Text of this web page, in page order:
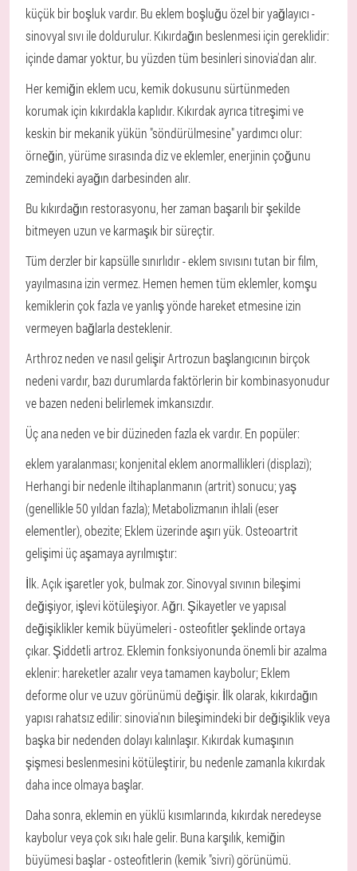
küçük bir boşluk vardır. Bu eklem boşluğu özel bir yağlayıcı -
sinovyal sıvı ile doldurulur. Kıkırdağın beslenmesi için gereklidir:
içinde damar yoktur, bu yüzden tüm besinleri sinovia'dan alır.
Her kemiğin eklem ucu, kemik dokusunu sürtünmeden
korumak için kıkırdakla kaplıdır. Kıkırdak ayrıca titreşimi ve
keskin bir mekanik yükün "söndürülmesine" yardımcı olur:
örneğin, yürüme sırasında diz ve eklemler, enerjinin çoğunu
zemindeki ayağın darbesinden alır.
Bu kıkırdağın restorasyonu, her zaman başarılı bir şekilde
bitmeyen uzun ve karmaşık bir süreçtir.
Tüm derzler bir kapsülle sınırlıdır - eklem sıvısını tutan bir film,
yayılmasına izin vermez. Hemen hemen tüm eklemler, komşu
kemiklerin çok fazla ve yanlış yönde hareket etmesine izin
vermeyen bağlarla desteklenir.
Arthroz neden ve nasıl gelişirArtrozun başlangıcının birçok
nedeni vardır, bazı durumlarda faktörlerin bir kombinasyonudur
ve bazen nedeni belirlemek imkansızdır.
Üç ana neden ve bir düzineden fazla ek vardır. En popüler:
eklem yaralanması;konjenital eklem anormallikleri (displazi);
Herhangi bir nedenle iltihaplanmanın (artrit) sonucu;yaş
(genellikle 50 yıldan fazla);Metabolizmanın ihlali (eser
elementler), obezite;Eklem üzerinde aşırı yük.Osteoartrit
gelişimi üç aşamaya ayrılmıştır:
İlk. Açık işaretler yok, bulmak zor. Sinovyal sıvının bileşimi
değişiyor, işlevi kötüleşiyor.Ağrı. Şikayetler ve yapısal
değişiklikler kemik büyümeleri - osteofitler şeklinde ortaya
çıkar. Şiddetli artroz. Eklemin fonksiyonunda önemli bir azalma
eklenir: hareketler azalır veya tamamen kaybolur; Eklem
deforme olur ve uzuv görünümü değişir. İlk olarak, kıkırdağın
yapısı rahatsız edilir: sinovia'nın bileşimindeki bir değişiklik veya
başka bir nedenden dolayı kalınlaşır. Kıkırdak kumaşının
şişmesi beslenmesini kötüleştirir, bu nedenle zamanla kıkırdak
daha ince olmaya başlar.
Daha sonra, eklemin en yüklü kısımlarında, kıkırdak neredeyse
kaybolur veya çok sıkı hale gelir. Buna karşılık, kemiğin
büyümesi başlar - osteofitlerin (kemik "sivri) görünümü.